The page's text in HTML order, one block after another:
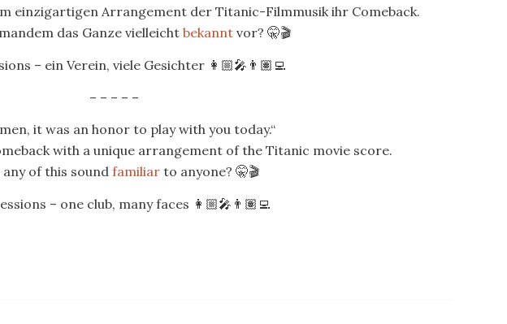
einzigartigen Arrangement der Titanic-Filmmusik ihr Comeback.
das Ganze vielleichtbekannt vor? 🤫🎬
– ein Verein, viele Gesichter 👩🏼‍🎤👨🏽‍💻
– – – – –
it was an honor to play with you today.“
with a unique arrangement of the Titanic movie score.
any of this soundfamiliar to anyone? 🤫🎬
– one club, many faces 👩🏼‍🎤👨🏽‍💻